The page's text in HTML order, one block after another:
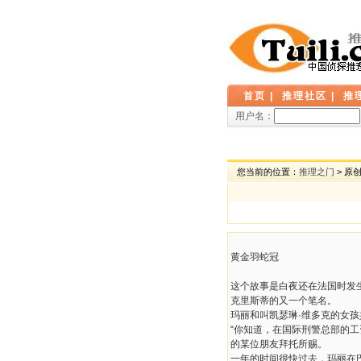
首页 推理社区
推
用户名：
您当前的位置： 推理之门 > 原
黄金羽蛇冠
这个故事是白夜还在法国时发
克里斯蒂的又一个笔名。
玛丽和叫凯瑟琳·维多克的女
“你知道，在国际刑警总部的
的某位朋友拜托所赐。
一年的时间很快过去，玛丽在